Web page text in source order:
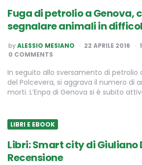
Fuga di petrolio a Genova,
segnalare animali in
POSTED
BY
byALESSIO MESIANO 22 APRILE 2016 1
0 COMMENTS
In seguito allo sversamento di petrolio
del Polcevera, si aggrava il numero di
morti. L’Enpa di Genova si è subito
LIBRI E EBOOK
Libri: Smart city di Giuliano
Recensione